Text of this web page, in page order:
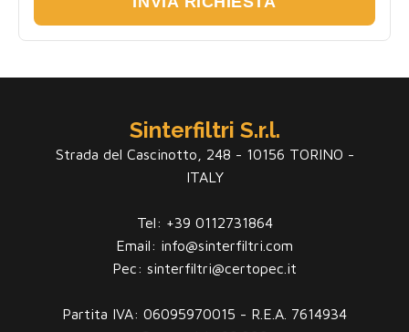
Sinterfiltri S.r.l.
Strada del Cascinotto, 248 - 10156 TORINO -
ITALY
Tel: +39 0112731864
Email: info@sinterfiltri.com
Pec: sinterfiltri@certopec.it
Partita IVA: 06095970015 - R.E.A. 7614934